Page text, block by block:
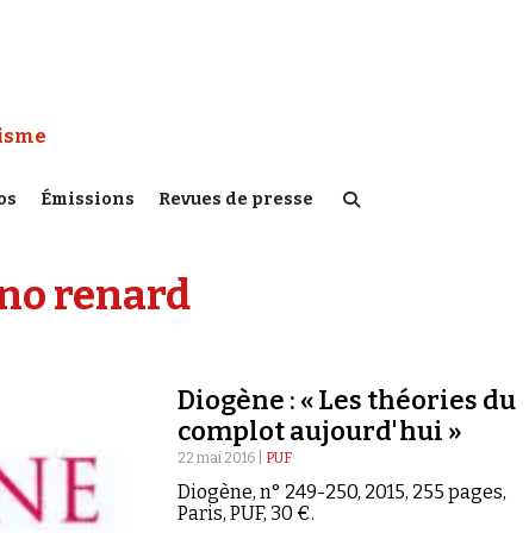
:
Émissions Revues de presse
renard
Diogène : « Les théories du
complot aujourd'hui »
22 mai 2016 | PUF
Diogène, n° 249-250, 2015, 255 pages,
Paris, PUF, 30 €.